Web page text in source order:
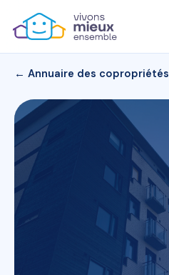
← Annuaire des copropriétés